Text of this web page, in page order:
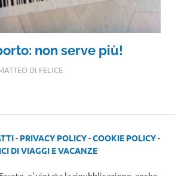
non serve più!
DI FELICE
- PRIVACY POLICY-COOKIE POLICY-
DI VIAGGI E VACANZE